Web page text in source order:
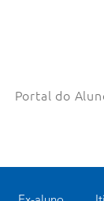
Portal do